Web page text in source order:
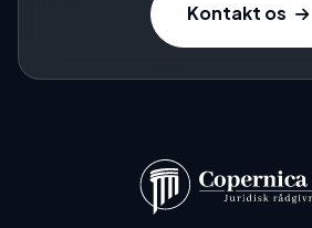
Kontakt os